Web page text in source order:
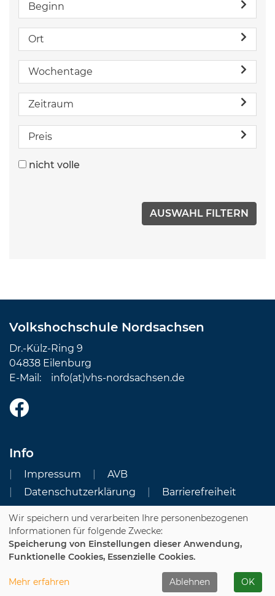
Beginn
Ort
Wochentage
Zeitraum
Preis
nicht volle
Volkshochschule Nordsachsen
Dr.-Külz-Ring 9
04838 Eilenburg
E-Mail: info(at)vhs-nordsachsen.de
Info
Impressum
AVB
Datenschutzerklärung
Barrierefreiheit
Cookie Einstellungen
Dozenten-Login
Wir speichern und verarbeiten Ihre personenbezogenen
Informationen für folgende Zwecke:
Speicherung von Einstellungen dieser Anwendung,
Funktionelle Cookies, Essenzielle Cookies.
Mehr erfahren Ablehnen OK